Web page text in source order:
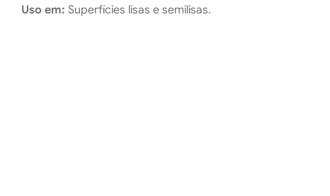
Uso em: Superfícies lisas e semilisas.